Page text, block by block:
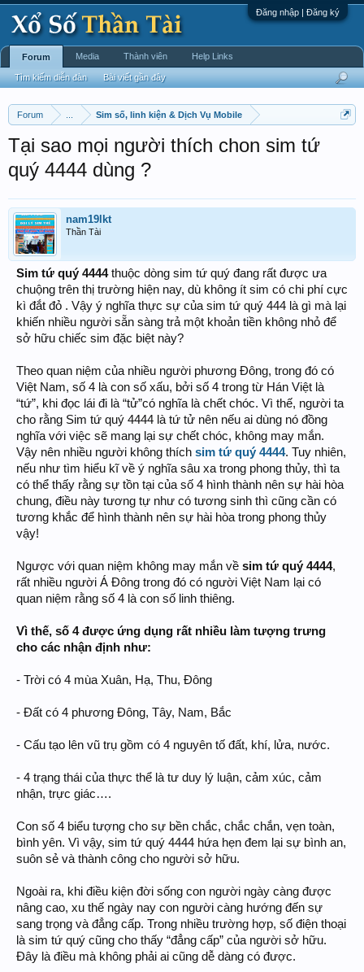
Đăng nhập | Đăng ký
Forum Sim số, linh kiện & Dịch Vụ Mobile
Tại sao mọi người thích chon sim tứ
quý 4444 dùng ?
nam19lkt
Thần Tài
Sim tứ quý 4444thuộc dòng sim tứ quý đang rất được ưa
chuộng trên thị trường hiện nay, dù không ít sim có chi phí cực
kì đắt đỏ . Vậy ý nghĩa thực sự của sim tứ quý 444 là gì mà lại
khiến nhiều người sẵn sàng trả một khoản tiền không nhỏ để
sở hữu chiếc sim đặc biệt này?
Theo quan niệm của nhiều người phương Đông, trong đó có
Việt Nam, số 4 là con số xấu, bởi số 4 trong từ Hán Việt là
“tứ”, khi đọc lái đi là “tử”có nghĩa là chết chóc. Vì thế, người ta
cho rằng Sim tứ quý 4444 là tứ tử nên nếu ai dùng nó đồng
nghĩa với việc sẽ mang lại sự chết chóc, không may mắn.
Vậy nên nhiều người không thích sim tứ quý 4444. Tuy nhiên,
nếu như tìm hiểu kĩ về ý nghĩa sâu xa trong phong thủy, thì ta
có thể thấy rằng sự tồn tại của số 4 hình thành nên sự hài hòa
chung, điều này tương tự như có tương sinh thì cũng cần có
tương khắc để hình thành nên sự hài hòa trong phong thủy
vậy!
Ngược với quan niệm không may mắn về sim tứ quý 4444,
rất nhiều người Á Đông trong đó có người Việt Nam lại có
quan niệm rằng số 4 là con số linh thiêng.
Vì thế, số 4 được ứng dụng rất nhiều làm tượng trưng
cho các nhận định như:
- Trời có 4 mùa Xuân, Hạ, Thu, Đông
- Đất có 4 phương Đông, Tây, Nam, Bắc
- Cấu tạo lên vũ trụ gồm có 4 nguyên tố đất, khí, lửa, nước.
- 4 trạng thái của thực thể là tư duy lý luận, cảm xúc, cảm
nhận, trực giác….
Con số 4 biểu tượng cho sự bền chắc, chắc chắn, vẹn toàn,
bình yên. Vì vậy, sim tứ quý 4444 hứa hẹn đem lại sự bình an,
suôn sẻ và thành công cho người sở hữu.
Ngoài ra, khi điều kiện đời sống con người ngày càng được
nâng cao, xu thế ngày nay con người càng hướng đến sự
sang trọng và đẳng cấp. Trong nhiều trường hợp, số điện thoại
là sim tứ quý cũng cho thấy “đẳng cấp” của người sở hữu.
Đây là điều mà không phải ai cũng dễ dàng có được.
Forum
Tìm kiếm diễn đàn Bài viết gần đây
Media Thành viên Help Links